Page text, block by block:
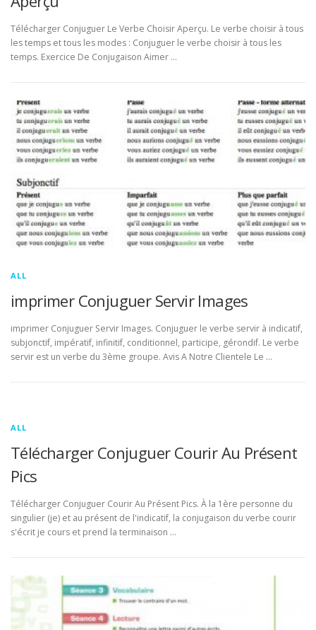
Télécharger Conjuguer Le Verbe Choisir Aperçu. Le verbe choisir à tous
les temps et tous les modes : Conjuguer le verbe choisir à tous les
temps. Exercice De Conjugaison Aimer …
ALL
imprimer Conjuguer Servir Images
imprimer Conjuguer Servir Images. Conjuguer le verbe servir à indicatif,
subjonctif, impératif, infinitif, conditionnel, participe, gérondif. Le verbe
servir est un verbe du 3ème groupe. Avis A Notre Clientele Le …
ALL
Télécharger Conjuguer Courir Au Présent
Pics
Télécharger Conjuguer Courir Au Présent Pics. À la 1ère personne du
singulier (je) et au présent de l'indicatif, la conjugaison du verbe courir
s'écrit je cours et prend la terminaison …